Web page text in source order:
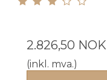
2.826,50 NOK
(inkl. mva.)